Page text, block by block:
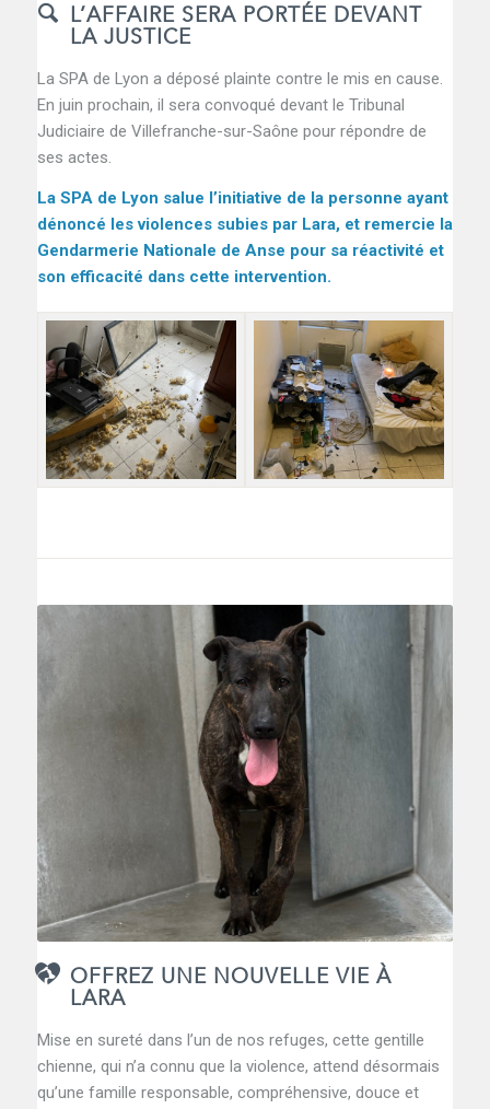
L’AFFAIRE SERA PORTÉE DEVANT
LA JUSTICE
La SPA de Lyon a déposé plainte contre le mis en cause.
En juin prochain, il sera convoqué devant le Tribunal
Judiciaire de Villefranche-sur-Saône pour répondre de
ses actes.
La SPA de Lyon salue l’initiative de la personne ayant
dénoncé les violences subies par Lara, et remercie la
Gendarmerie Nationale de Anse pour sa réactivité et
son efficacité dans cette intervention.
OFFREZ UNE NOUVELLE VIE À
LARA
Mise en sureté dans l’un de nos refuges, cette gentille
chienne, qui n’a connu que la violence, attend désormais
qu’une famille responsable, compréhensive, douce et